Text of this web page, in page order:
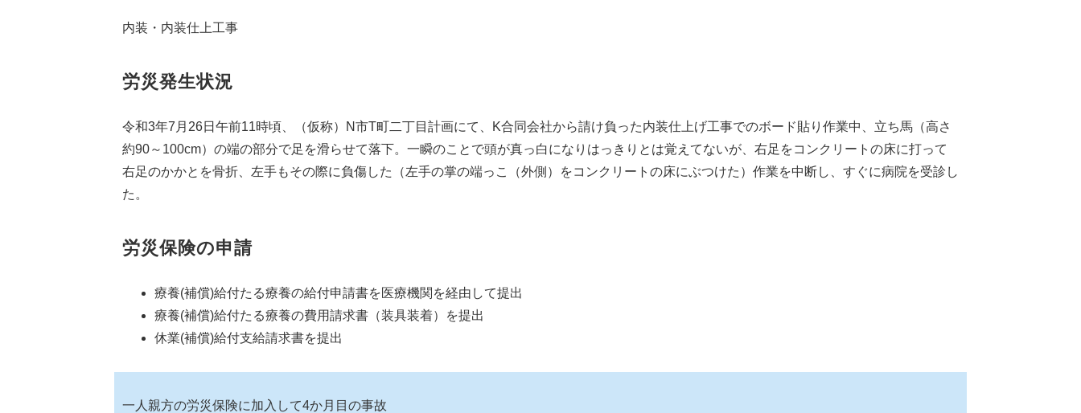
内装・内装仕上工事
労災発生状況
令和3年7月26日午前11時頃、（仮称）N市T町二丁目計画にて、K合同会社から請け負った内装仕上げ工事でのボード貼り作業中、立ち馬（高さ
約90～100cm）の端の部分で足を滑らせて落下。一瞬のことで頭が真っ白になりはっきりとは覚えてないが、右足をコンクリートの床に打って
右足のかかとを骨折、左手もその際に負傷した（左手の掌の端っこ（外側）をコンクリートの床にぶつけた）作業を中断し、すぐに病院を受診し
た。
労災保険の申請
療養(補償)給付たる療養の給付申請書を医療機関を経由して提出
療養(補償)給付たる療養の費用請求書（装具装着）を提出
休業(補償)給付支給請求書を提出
一人親方の労災保険に加入して4か月目の事故